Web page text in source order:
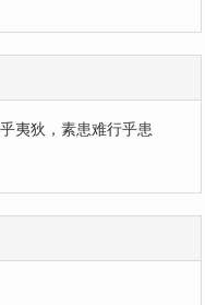
夷狄，素患难行乎患